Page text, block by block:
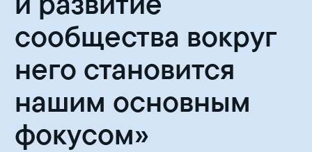
сообщества вокруг
него становится
нашим основным
фокусом»